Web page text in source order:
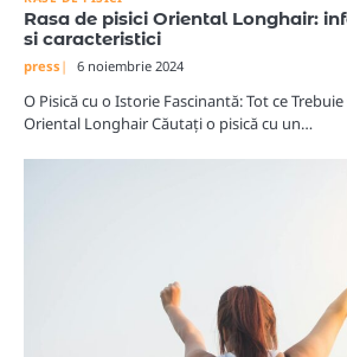
Rasa de pisici Oriental Longhair:
si caracteristici
press 6 noiembrie 2024
O Pisică cu o Istorie Fascinantă: Tot ce
Oriental Longhair Căutați o pisică cu un…